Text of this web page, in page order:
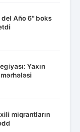
Año 6" boks
Yaxın
miqrantların